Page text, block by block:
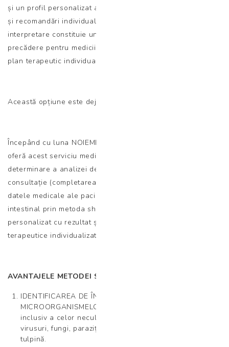
și un profil personalizat a microbiomului intestinal, precum
și recomandări individualizate conform raportului de
interpretare constituie un instrument extrem de valoros, cu
precădere pentru medicii clinicieni, în vederea stabilirii unui
plan terapeutic individualizat.
Această opțiune este deja posibilă!
Începând cu luna NOIEMBRIE 2024, Laboratorul Betania
oferă acest serviciu medical pacienților cu indicație de
determinare a analizei de microbiom intestinal care include:
consultație (completarea asistată a unui chestionar cu
datele medicale ale pacientului), analiza microbiomului
intestinal prin metoda shotgun metagenomic NGS, raportul
personalizat cu rezultat și interpretare, respectiv indicații
terapeutice individualizate.
AVANTAJELE METODEI SHOTGUN METAGENOMIC NGS:
IDENTIFICAREA DE ÎNALTĂ PRECIZIE A TUTUROR
MICROORGANISMELOR PREZENTE ÎN PROBA TESTATĂ,
inclusiv a celor necultivabile în laborator (bacterii,
virusuri, fungi, paraziți etc.) până la nivel de specie și
tulpină.